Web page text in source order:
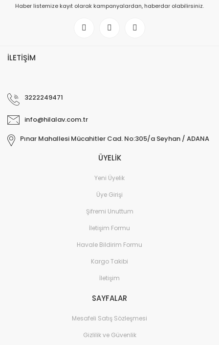
Haber listemize kayıt olarak kampanyalardan, haberdar olabilirsiniz.
İLETİŞİM
3222249471
info@hilalav.com.tr
Pınar Mahallesi Mücahitler Cad. No:305/a Seyhan / ADANA
ÜYELİK
Yeni Üyelik
Üye Girişi
Şifremi Unuttum
İletişim Formu
Havale Bildirim Formu
Kargo Takibi
İletişim
SAYFALAR
Mesafeli Satış Sözleşmesi
Gizlilik ve Güvenlik